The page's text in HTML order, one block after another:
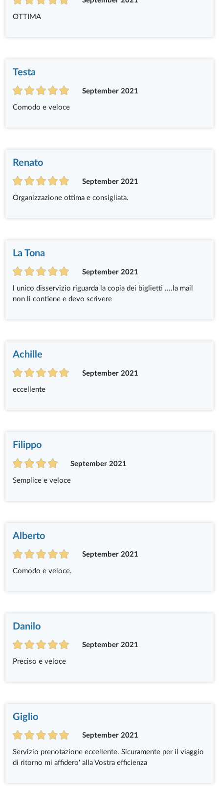
OTTIMA
Testa
September 2021
Comodo e veloce
Renato
September 2021
Organizzazione ottima e consigliata.
La Tona
September 2021
l unico disservizio riguarda la copia dei biglietti ....la mail
non li contiene e devo scrivere
Achille
September 2021
eccellente
Filippo
September 2021
Semplice e veloce
Alberto
September 2021
Comodo e veloce.
Danilo
September 2021
Preciso e veloce
Giglio
September 2021
Servizio prenotazione eccellente. Sicuramente per il viaggio
di ritorno mi affidero' alla Vostra efficienza